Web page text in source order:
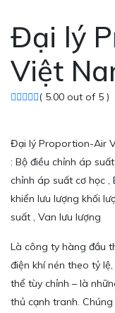
Đại lý
Việt
( 5.00 out of 5 )
Đại lý Proportion-Air
: Bộ điều chỉnh áp
chỉnh áp suất cơ học ,
khiển lưu lượng khối
suất , Van lưu lượng
Là công ty hàng đầu
điện khí nén theo tỷ
thể tùy chỉnh – là
thủ cạnh tranh.